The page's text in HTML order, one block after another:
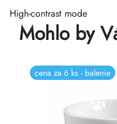
High-contrast mode
Mohlo by
cena za 6 ks - balenie